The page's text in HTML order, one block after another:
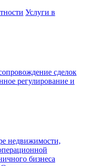
Услуги в
сделок
регулирование и
недвижимости,
бизнеса